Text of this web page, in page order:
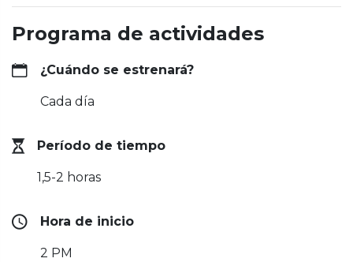
Programa de actividades
¿Cuándo se estrenará?
Cada día
Período de tiempo
1,5-2 horas
Hora de inicio
2 PM